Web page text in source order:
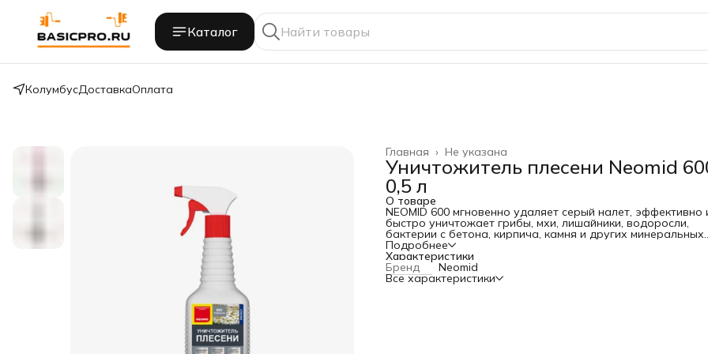
Каталог
КолумбусДоставкаОплата
Не указана
Главная ›
Уничтожитель плесени Neomid
0,5 л
О товаре
NEOMID 600 мгновенно удаляет серый налет, эффективно
быстро уничтожает грибы, мхи, лишайники, водоросли,
бактерии с бетона, кирпича, камня и других минеральных
поверхностей.
Подробнее
Характеристики
Бренд Neomid
Все характеристики